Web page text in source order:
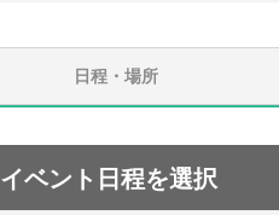
日程・場所
イベント日程を選択